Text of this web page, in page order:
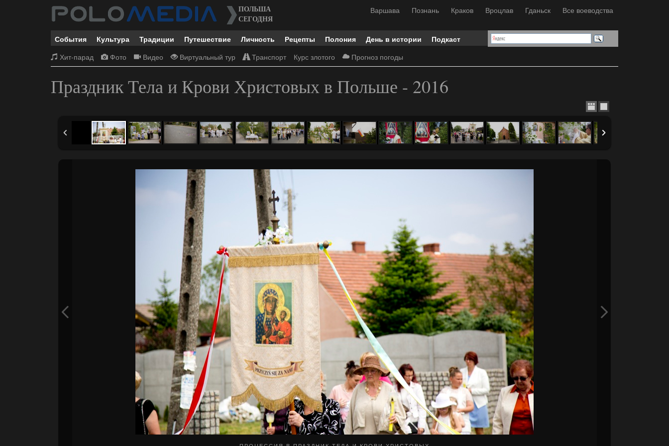
ПОЛЬША
СЕГОДНЯ
Варшава Познань Краков Вроцлав Гданьск Все воеводства
События Культура Традиции Путешествие Личность Рецепты Полония День в истории
Подкаст
Хит-парад
Фото Видео Виртуальный тур Транспорт Курс злотого Прогноз погоды
Праздник Тела и Крови Христовых в Польше - 2016